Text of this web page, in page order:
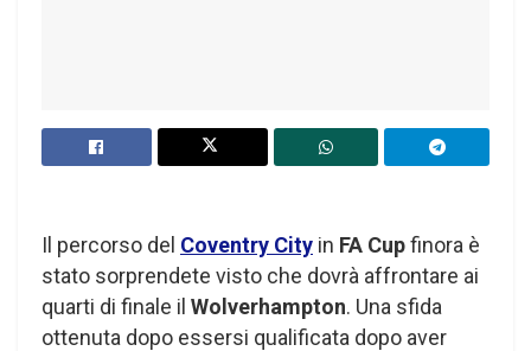
Il percorso del Coventry City in FA Cupfinora è
stato sorprendete visto che dovrà affrontare ai
quarti di finale il Wolverhampton. Una sfida
ottenuta dopo essersi qualificata dopo aver